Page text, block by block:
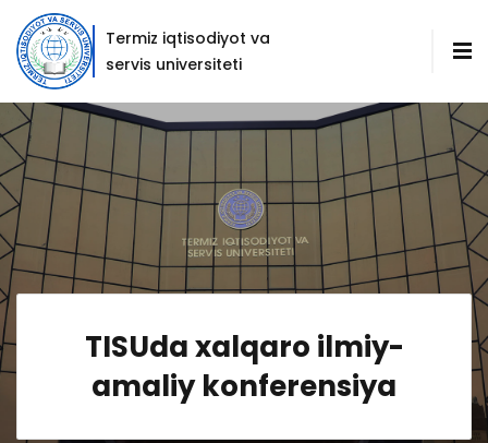
Termiz iqtisodiyot va
servis universiteti
TISUda xalqaro ilmiy-
amaliy konferensiya